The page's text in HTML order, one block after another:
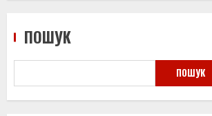
ПОШУК
ПОШУК